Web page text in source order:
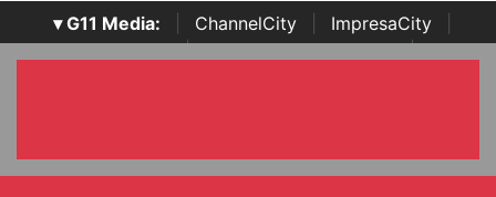
▾ G11 Media: ChannelCity ImpresaCity
SecurityOpenLab | Italian Channel Awards | Italian